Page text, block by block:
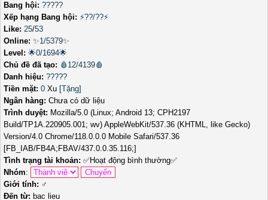
Bang hội: ?????
Xếp hạng Bang hội: ⚡??/??⚡
Like: 25/53
Online: ✨1/5379✨
Level: 🌟0/1694🌟
Chủ đề đã tạo: 🩸12/4139🩸
Danh hiệu: ?????
Tiền mặt: 0 Xu [Tặng]
Ngân hàng: Chưa có dữ liệu
Trình duyệt: Mozilla/5.0 (Linux; Android 13; CPH2197
Build/TP1A.220905.001; wv) AppleWebKit/537.36 (KHTML, like Gecko)
Version/4.0 Chrome/118.0.0.0 Mobile Safari/537.36
[FB_IAB/FB4A;FBAV/437.0.0.35.116;]
Tình trạng tài khoản: ✅Hoạt động bình thường✅
Nhóm:
Giới tính: ♂️
Đến từ: bac lieu